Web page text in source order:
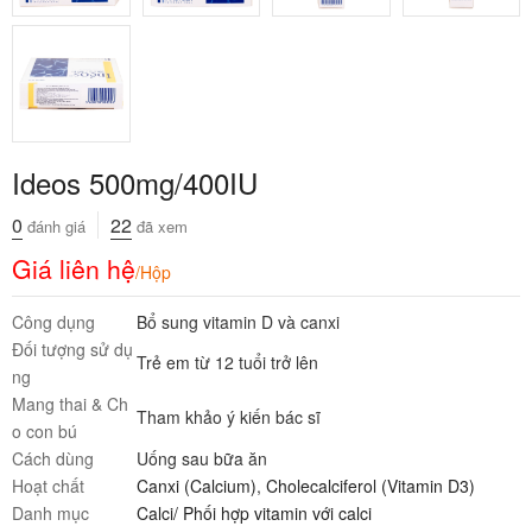
Ideos 500mg/400IU
0 đánh giá 22 đã xem
Giá liên hệ/Hộp
Công dụng
Bổ sung vitamin D và canxi
Đối tượng sử dụ
ng
Trẻ em từ 12 tuổi trở lên
Mang thai & Ch
o con bú
Tham khảo ý kiến bác sĩ
Cách dùng
Uống sau bữa ăn
Hoạt chất
Canxi (Calcium), Cholecalciferol (Vitamin D3)
Danh mục
Calci/ Phối hợp vitamin với calci